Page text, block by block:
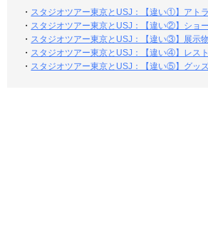
・ スタジオツアー東京とUSJ：【違い①】アト
・ スタジオツアー東京とUSJ：【違い②】ショー
・ スタジオツアー東京とUSJ：【違い③】展示
・ スタジオツアー東京とUSJ：【違い④】レス
・ スタジオツアー東京とUSJ：【違い⑤】グッ